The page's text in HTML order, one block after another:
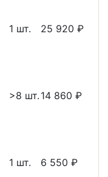
1 шт. 25 920 ₽
>8 шт. 14 860 ₽
1 шт. 6 550 ₽